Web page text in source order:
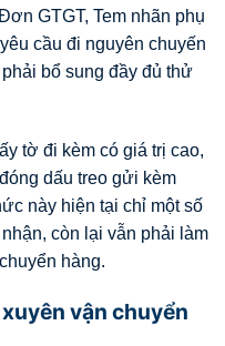
GTGT, Tem nhãn phụ
cầu đi nguyên chuyến
bổ sung đầy đủ thử
tờ đi kèm có giá trị cao,
dấu treo gửi kèm
này hiện tại chỉ một số
còn lại vẫn phải làm
hàng.
vận chuyển